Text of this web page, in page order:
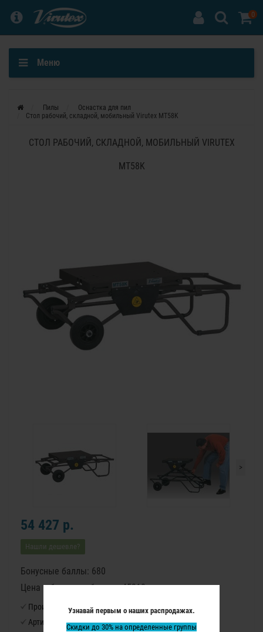
Узнавай первым о наших распродажах.
Скидки до 30% на определенные группы
0
Меню
Пилы
Оснастка для пил
Стол рабочий, складной, мобильный Virutex MT58K
СТОЛ РАБОЧИЙ, СКЛАДНОЙ, МОБИЛЬНЫЙ VIRUTEX
MT58K
>
54 427 р.
Нашли дешевле?
Бонусные баллы: 680
Цена в бонусных баллах: 45310
Производитель: Virutex
Артикул: MT58K